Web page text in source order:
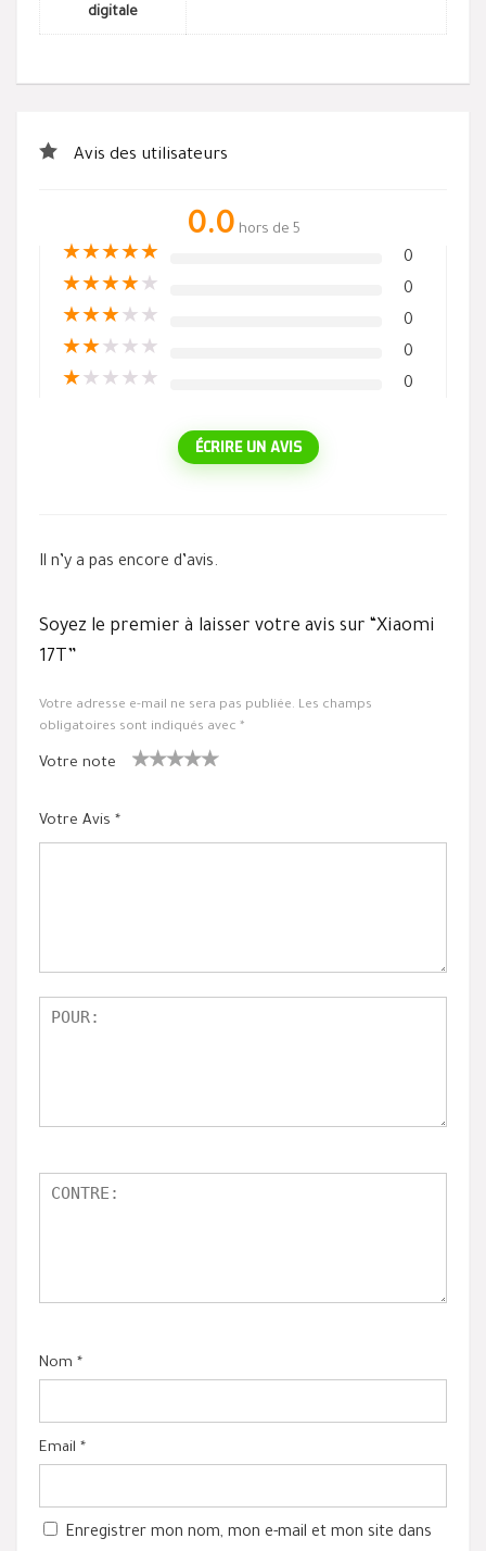
digitale
Avis des utilisateurs
0.0 hors de 5
★★★★★ 0
★★★★★ 0
★★★★ ★ 0
★★★ ★ ★ 0
★★ ★ ★ ★ 0
ÉCRIRE UN AVIS
Il n’y a pas encore d’avis.
Soyez le premier à laisser votre avis sur “Xiaomi
17T”
Votre adresse e-mail ne sera pas publiée. Les champs
obligatoires sont indiqués avec *
Votre note
oil
sur
Votre Avis *
Nom *
Email *
Enregistrer mon nom, mon e-mail et mon site dans